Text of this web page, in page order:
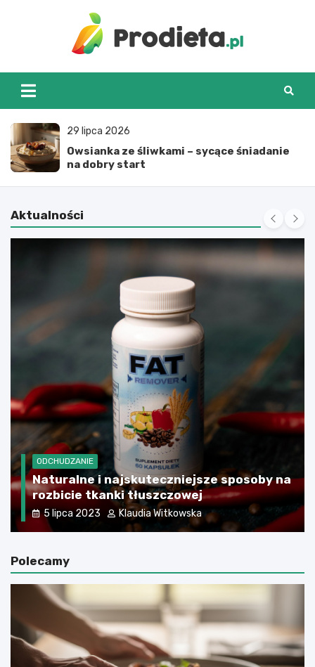
prodieta.pl
29 lipca 2026
Owsianka ze śliwkami – sycące śniadanie
na dobry start
Aktualności
ODCHUDZANIE
Naturalne i najskuteczniejsze sposoby na
rozbicie tkanki tłuszczowej
5 lipca 2023 Klaudia Witkowska
Polecamy